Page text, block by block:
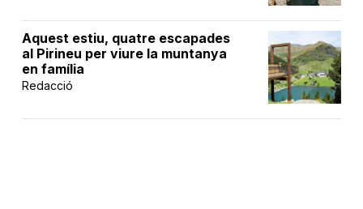
Aquest estiu, quatre escapades
al Pirineu per viure la muntanya
en família
Redacció